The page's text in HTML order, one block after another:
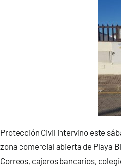
Protección Civil intervino este
zona comercial abierta de Playa
Correos, cajeros bancarios,